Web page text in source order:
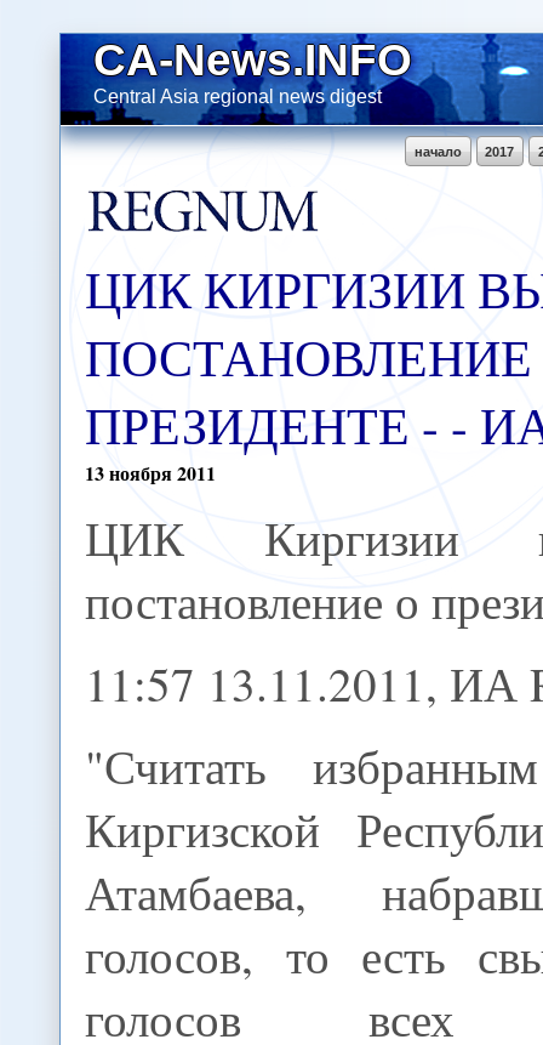
CA-News.INFO
Central Asia regional news digest
2017
начало
ЦИК КИРГИЗИИ
ПРЕЗИДЕНТЕ - -
13ноября2011
ЦИК Киргизии
постановление о
11:57 13.11.2011, ИА
"Считать
Киргизской
Атамбаева,
голосов, то есть
голосов всех